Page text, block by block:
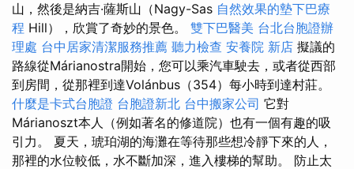
山，然後是納吉·薩斯山（Nagy-Sas 自然效果的墊下巴療
程 Hill），欣賞了奇妙的景色。 雙下巴醫美 台北台胞證辦
理處 台中居家清潔服務推薦 聽力檢查 安養院 新店 擬議的
路線從Márianostra開始，您可以乘汽車駛去，或者從西部
到房間，從那裡到達Volánbus（354）每小時到達村莊。
什麼是卡式台胞證 台胞證新北 台中搬家公司 它對
Márianoszt本人（例如著名的修道院）也有一個有趣的吸
引力。 夏天，琥珀湖的海灘在等待那些想冷靜下來的人，
那裡的水位較低，水不斷加深，進入樓梯的幫助。 防止太